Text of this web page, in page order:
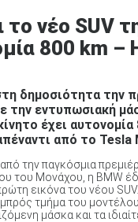
το νέο SUV
800 km
δημοσιότητα την
την εντυπωσιακή
έχει αυτονομία
από το Tesla
την παγκόσμια
του Μονάχου, η BMW
εικόνα του νέου
τμήμα του
μάσκα και τα